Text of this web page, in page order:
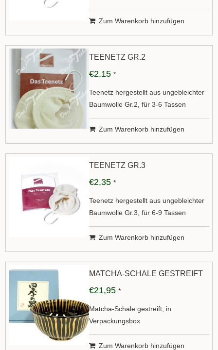
Zum Warenkorb hinzufügen
TEENETZ GR.2
€2,15 *
Teenetz hergestellt aus ungebleichter
Baumwolle Gr.2, für 3-6 Tassen
Zum Warenkorb hinzufügen
TEENETZ GR.3
€2,35 *
Teenetz hergestellt aus ungebleichter
Baumwolle Gr.3, für 6-9 Tassen
Zum Warenkorb hinzufügen
MATCHA-SCHALE GESTREIFT
€21,95 *
Matcha-Schale gestreift, in
Verpackungsbox
Zum Warenkorb hinzufügen